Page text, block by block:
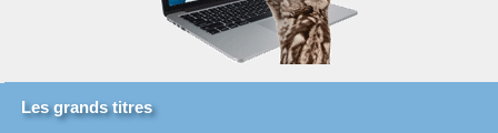
Les grands titres